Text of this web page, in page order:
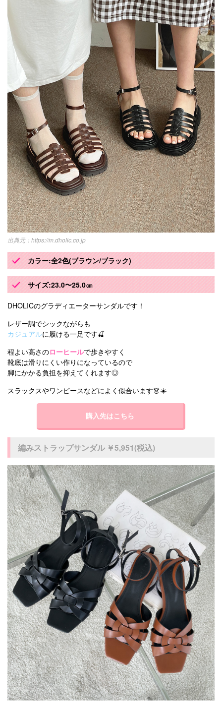
https://m.dholic.co.jp
カラー:全2色(ブラウン/ブラック)
サイズ:23.0〜25.0㎝
DHOLICのグラディエーターサンダルです！
レザー調でシックながらも
カジュアルに履ける一足です🍒
程よい高さのローヒールで歩きやすく
靴底は滑りにくい作りになっているので
脚にかかる負担を抑えてくれます◎
スラックスやワンピースなどによく似合います👗☀️
購入先はこちら
編みストラップサンダル ￥5,951(税込)